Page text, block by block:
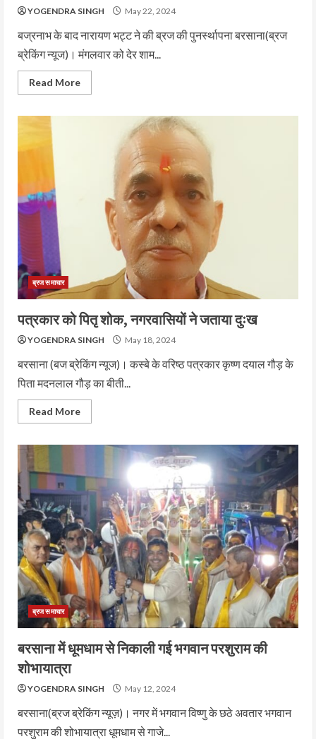
YOGENDRA SINGH May 22, 2024
बज्रनाभ के बाद नारायण भट्ट ने की ब्रज की पुनर्स्थापना बरसाना(ब्रज
ब्रेकिंग न्यूज)। मंगलवार को देर शाम...
Read More
ब्रज समाचार
पत्रकार को पितृ शोक, नगरवासियों ने जताया दुःख
YOGENDRA SINGH May 18, 2024
बरसाना (बज ब्रेकिंग न्यूज)। कस्बे के वरिष्ठ पत्रकार कृष्ण दयाल गौड़ के
पिता मदनलाल गौड़ का बीती...
Read More
ब्रज समाचार
बरसाना में धूमधाम से निकाली गई भगवान परशुराम की
शोभायात्रा
YOGENDRA SINGH May 12, 2024
बरसाना(ब्रज ब्रेकिंग न्यूज़)। नगर में भगवान विष्णु के छठे अवतार भगवान
परशुराम की शोभायात्रा धूमधाम से गाजे...